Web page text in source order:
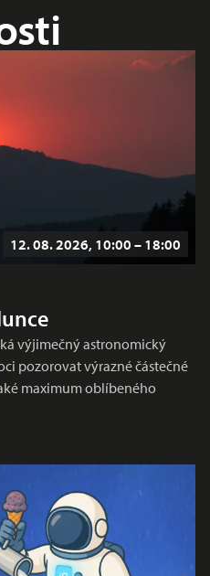
12. 08. 2026, 10:00 – 18:00
výjimečný astronomický
pozorovat výrazné částečné
maximum oblíbeného